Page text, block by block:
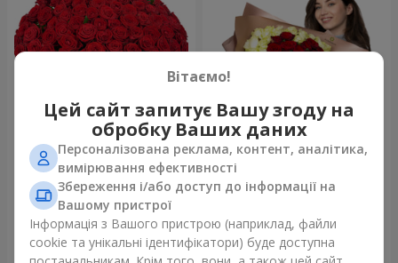
101 червона троянда
52 725 грн
Замовити
Букет "Серце - серцю"
Замовити
Вітаємо!
Цей сайт запитує Вашу згоду на
обробку Ваших даних
Персоналізована реклама, контент, аналітика,
вимірювання ефективності
Збереження і/або доступ до інформації на
Вашому пристрої
Інформація з Вашого пристрою (наприклад, файли
cookie та унікальні ідентифікатори) буде доступна